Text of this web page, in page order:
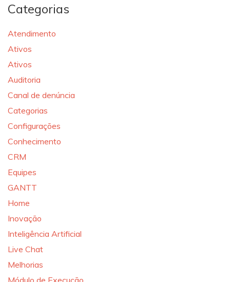
Categorias
Atendimento
Ativos
Ativos
Auditoria
Canal de denúncia
Categorias
Configurações
Conhecimento
CRM
Equipes
GANTT
Home
Inovação
Inteligência Artificial
Live Chat
Melhorias
Módulo de Execução